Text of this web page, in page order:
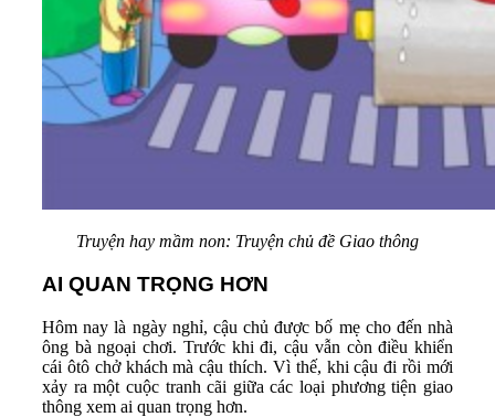
Truyện hay mầm non: Truyện chủ đề Giao thông
AI QUAN TRỌNG HƠN
Hôm nay là ngày nghỉ, cậu chủ được bố mẹ cho đến nhà
ông bà ngoại chơi. Trước khi đi, cậu vẫn còn điều khiển
cái ôtô chở khách mà cậu thích. Vì thế, khi cậu đi rồi mới
xảy ra một cuộc tranh cãi giữa các loại phương tiện giao
thông xem ai quan trọng hơn.